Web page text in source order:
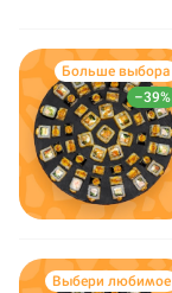
–39%
Больше выбора
Выбери любимое